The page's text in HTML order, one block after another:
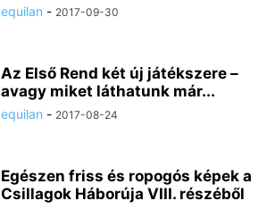
equilan - 2017-09-30
Az Első Rend két új játékszere –
avagy miket láthatunk már...
equilan - 2017-08-24
Egészen friss és ropogós képek a
Csillagok Háborúja VIII. részéből